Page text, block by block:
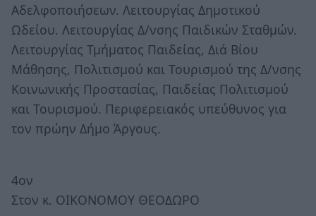
Αδελφοποιήσεων. Λειτουργίας Δημοτικού
Ωδείου. Λειτουργίας Δ/νσης Παιδικών Σταθμών.
Λειτουργίας Τμήματος Παιδείας, Διά Βίου
Μάθησης, Πολιτισμού και Τουρισμού της Δ/νσης
Κοινωνικής Προστασίας, Παιδείας Πολιτισμού
και Τουρισμού. Περιφερειακός υπεύθυνος για
τον πρώην Δήμο Άργους.
4ον
Στον κ. ΟΙΚΟΝΟΜΟΥ ΘΕΟΔΩΡΟ